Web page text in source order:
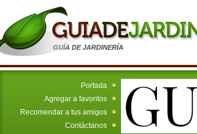
GUÍA DE JARDINERÍA
Portada
Agregar a favoritos
Recomendar a tus amigos
Contáctanos